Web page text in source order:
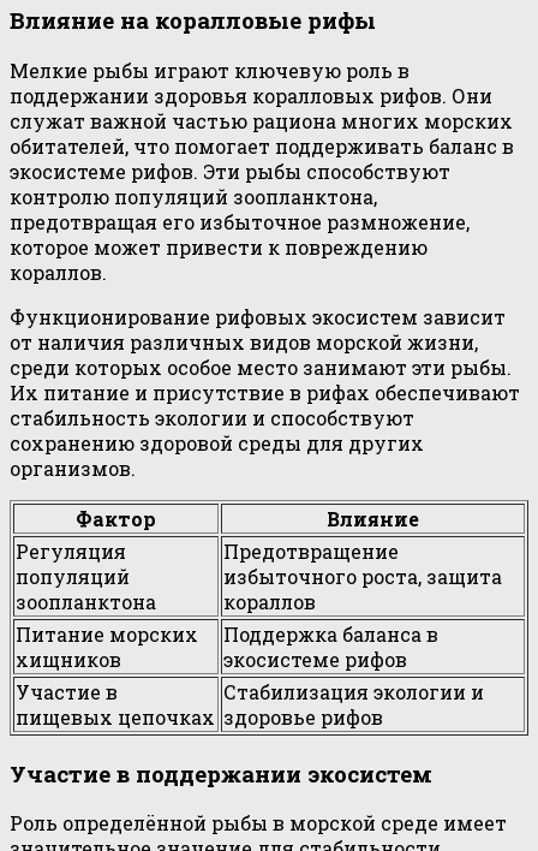
Влияние на коралловые рифы
Мелкие рыбы играют ключевую роль в
поддержании здоровья коралловых рифов. Они
служат важной частью рациона многих морских
обитателей, что помогает поддерживать баланс в
экосистеме рифов. Эти рыбы способствуют
контролю популяций зоопланктона,
предотвращая его избыточное размножение,
которое может привести к повреждению
кораллов.
Функционирование рифовых экосистем зависит
от наличия различных видов морской жизни,
среди которых особое место занимают эти рыбы.
Их питание и присутствие в рифах обеспечивают
стабильность экологии и способствуют
сохранению здоровой среды для других
организмов.
Фактор
Влияние
Регуляция
популяций
зоопланктона
Предотвращение
избыточного роста, защита
кораллов
Питание морских
хищников
Поддержка баланса в
экосистеме рифов
Участие в
пищевых цепочках
Стабилизация экологии и
здоровье рифов
Участие в поддержании экосистем
Роль определённой рыбы в морской среде имеет